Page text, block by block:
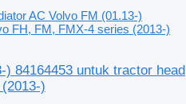
AC Volvo FM (01.13-)
FH, FM, FMX-4 series (2013-)
) 84164453 untuk tractor head
)